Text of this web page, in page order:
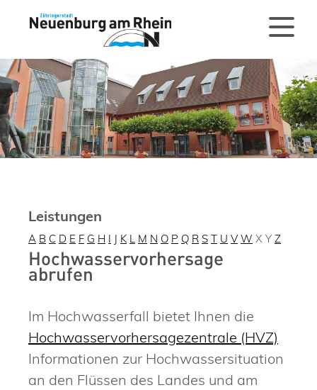
Leistungen
A B C D E F G H I J K L M N O P Q R S T U V W X Y Z
Hochwasservorhersage
abrufen
Im Hochwasserfall bietet Ihnen die
Hochwasservorhersagezentrale (HVZ)
Informationen zur Hochwassersituation
an den Flüssen des Landes und am